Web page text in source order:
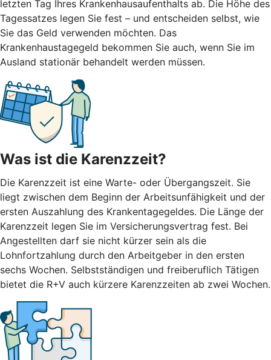
letzten Tag Ihres Krankenhausaufenthalts ab. Die Höhe des
Tagessatzes legen Sie fest – und entscheiden selbst, wie
Sie das Geld verwenden möchten. Das
Krankenhaustagegeld bekommen Sie auch, wenn Sie im
Ausland stationär behandelt werden müssen.
Was ist die Karenzzeit?
Die Karenzzeit ist eine Warte- oder Übergangszeit. Sie
liegt zwischen dem Beginn der Arbeitsunfähigkeit und der
ersten Auszahlung des Krankentagegeldes. Die Länge der
Karenzzeit legen Sie im Versicherungsvertrag fest. Bei
Angestellten darf sie nicht kürzer sein als die
Lohnfortzahlung durch den Arbeitgeber in den ersten
sechs Wochen. Selbstständigen und freiberuflich Tätigen
bietet die R+V auch kürzere Karenzzeiten ab zwei Wochen.